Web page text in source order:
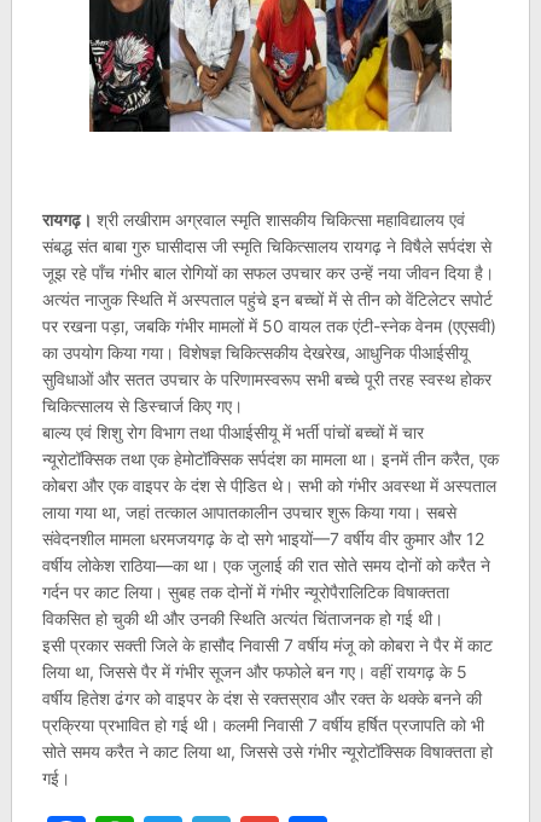
रायगढ़। श्री लखीराम अग्रवाल स्मृति शासकीय चिकित्सा महाविद्यालय एवं
संबद्ध संत बाबा गुरु घासीदास जी स्मृति चिकित्सालय रायगढ़ ने विषैले सर्पदंश से
जूझ रहे पाँच गंभीर बाल रोगियों का सफल उपचार कर उन्हें नया जीवन दिया है।
अत्यंत नाजुक स्थिति में अस्पताल पहुंचे इन बच्चों में से तीन को वेंटिलेटर सपोर्ट
पर रखना पड़ा, जबकि गंभीर मामलों में 50 वायल तक एंटी-स्नेक वेनम (एएसवी)
का उपयोग किया गया। विशेषज्ञ चिकित्सकीय देखरेख, आधुनिक पीआईसीयू
सुविधाओं और सतत उपचार के परिणामस्वरूप सभी बच्चे पूरी तरह स्वस्थ होकर
चिकित्सालय से डिस्चार्ज किए गए।
बाल्य एवं शिशु रोग विभाग तथा पीआईसीयू में भर्ती पांचों बच्चों में चार
न्यूरोटॉक्सिक तथा एक हेमोटॉक्सिक सर्पदंश का मामला था। इनमें तीन करैत, एक
कोबरा और एक वाइपर के दंश से पीडि़त थे। सभी को गंभीर अवस्था में अस्पताल
लाया गया था, जहां तत्काल आपातकालीन उपचार शुरू किया गया। सबसे
संवेदनशील मामला धरमजयगढ़ के दो सगे भाइयों—7 वर्षीय वीर कुमार और 12
वर्षीय लोकेश राठिया—का था। एक जुलाई की रात सोते समय दोनों को करैत ने
गर्दन पर काट लिया। सुबह तक दोनों में गंभीर न्यूरोपैरालिटिक विषाक्तता
विकसित हो चुकी थी और उनकी स्थिति अत्यंत चिंताजनक हो गई थी।
इसी प्रकार सक्ती जिले के हासौद निवासी 7 वर्षीय मंजू को कोबरा ने पैर में काट
लिया था, जिससे पैर में गंभीर सूजन और फफोले बन गए। वहीं रायगढ़ के 5
वर्षीय हितेश ढंगर को वाइपर के दंश से रक्तस्राव और रक्त के थक्के बनने की
प्रक्रिया प्रभावित हो गई थी। कलमी निवासी 7 वर्षीय हर्षित प्रजापति को भी
सोते समय करैत ने काट लिया था, जिससे उसे गंभीर न्यूरोटॉक्सिक विषाक्तता हो
गई।